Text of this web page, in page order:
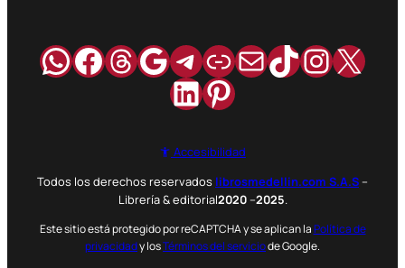
WhatsApp
Facebook
Hilos
Google
Telegram
Enlace
Correo
TikTok
X
LinkedIn
Pinterest
Accesibilidad
Todos los derechos reservados librosmedellin.com S.A.S–
Librería & editorial2020–2025.
Este sitio está protegido por reCAPTCHA y se aplican laPolítica de
privacidady losTérminos del serviciode Google.